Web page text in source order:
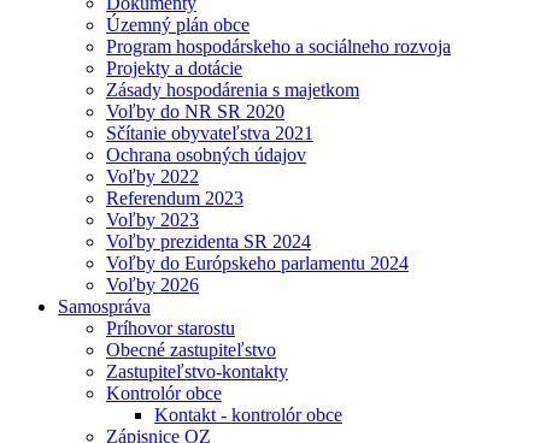
Územný plán obce
Program hospodárskeho a sociálneho rozvoja
Projekty a dotácie
Zásady hospodárenia s majetkom
Voľby do NR SR 2020
Sčítanie obyvateľstva 2021
Ochrana osobných údajov
Voľby 2022
Referendum 2023
Voľby 2023
Voľby prezidenta SR 2024
Voľby do Európskeho parlamentu 2024
Voľby 2026
Samospráva
Príhovor starostu
Obecné zastupiteľstvo
Zastupiteľstvo-kontakty
Kontrolór obce
Kontakt - kontrolór obce
Zápisnice OZ